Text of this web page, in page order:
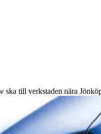
ska till verkstaden nära